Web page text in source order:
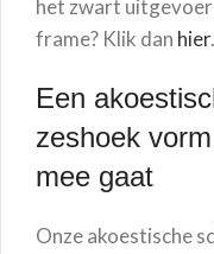
het zwart
frame? Klik dan hier.
Een
zeshoek
mee gaat
Onze akoestische